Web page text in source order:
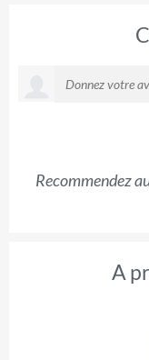
Recommendez
A